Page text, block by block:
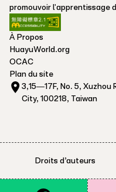
promouvoir l'apprentissage
À Propos
HuayuWorld.org
OCAC
Plan du site
3,15—17F, No. 5,
City, 100218, Taiwan
Droits d’auteurs